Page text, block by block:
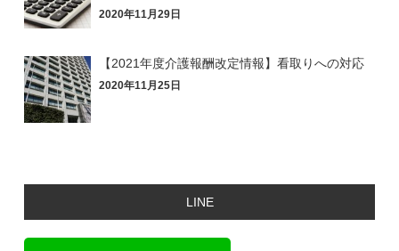
2020年11月29日
【2021年度介護報酬改定情報】看取りへの対応
2020年11月25日
LINE